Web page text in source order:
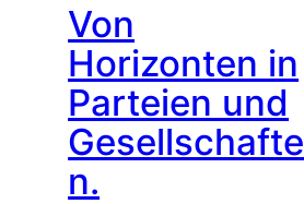
Von
Horizonten in
Parteien und
Gesellschafte
n.